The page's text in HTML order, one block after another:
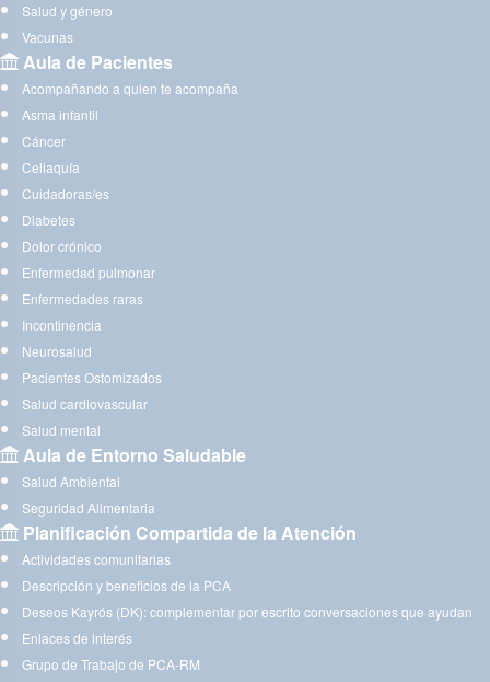
Salud y género
Vacunas
Aula de Pacientes
Acompañando a quien te acompaña
Asma infantil
Cáncer
Celiaquía
Cuidadoras/es
Diabetes
Dolor crónico
Enfermedad pulmonar
Enfermedades raras
Incontinencia
Neurosalud
Pacientes Ostomizados
Salud cardiovascular
Salud mental
Aula de Entorno Saludable
Salud Ambiental
Seguridad Alimentaria
Planificación Compartida de la Atención
Actividades comunitarias
Descripción y beneficios de la PCA
Deseos Kayrós (DK): complementar por escrito conversaciones que ayudan
Enlaces de interés
Grupo de Trabajo de PCA-RM